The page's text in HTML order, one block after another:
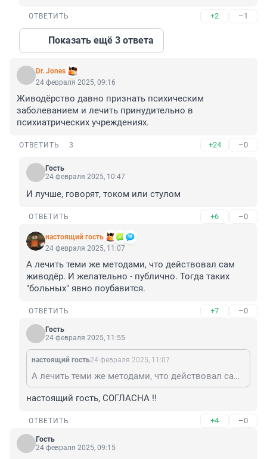
ОТВЕТИТЬ +2 –1
Показать ещё 3 ответа
Dr. Jones
24 февраля 2025, 09:16
Живодёрство давно признать психическим
заболеванием и лечить принудительно в
психиатрических учреждениях.
ОТВЕТИТЬ 3 +24 –0
Гость
24 февраля 2025, 10:47
И лучше, говорят, током или стулом
ОТВЕТИТЬ +6 –0
настоящий гость
24 февраля 2025, 11:07
А лечить теми же методами, что действовал сам
живодёр. И желательно - публично. Тогда таких
"больных" явно поубавится.
ОТВЕТИТЬ +7 –0
Гость
24 февраля 2025, 11:55
настоящий гость24 февраля 2025, 11:07
А лечить теми же методами, что действовал сам живодёр. И желательно - публично. Тогда таких "больных" явно поубавится.
настоящий гость, СОГЛАСНА !!
ОТВЕТИТЬ +4 –0
Гость
24 февраля 2025, 09:15